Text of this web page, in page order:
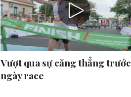
Vượt qua sự căng thẳng trước
ngày race